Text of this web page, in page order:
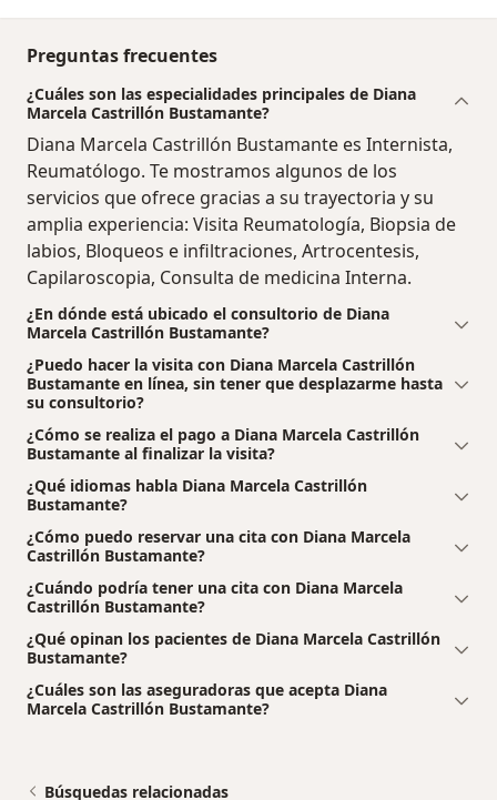
Preguntas frecuentes
¿Cuáles son las especialidades principales de Diana
Marcela Castrillón Bustamante?
Diana Marcela Castrillón Bustamante es Internista,
Reumatólogo. Te mostramos algunos de los
servicios que ofrece gracias a su trayectoria y su
amplia experiencia: Visita Reumatología, Biopsia de
labios, Bloqueos e infiltraciones, Artrocentesis,
Capilaroscopia, Consulta de medicina Interna.
¿En dónde está ubicado el consultorio de Diana
Marcela Castrillón Bustamante?
¿Puedo hacer la visita con Diana Marcela Castrillón
Bustamante en línea, sin tener que desplazarme hasta
su consultorio?
¿Cómo se realiza el pago a Diana Marcela Castrillón
Bustamante al finalizar la visita?
¿Qué idiomas habla Diana Marcela Castrillón
Bustamante?
¿Cómo puedo reservar una cita con Diana Marcela
Castrillón Bustamante?
¿Cuándo podría tener una cita con Diana Marcela
Castrillón Bustamante?
¿Qué opinan los pacientes de Diana Marcela Castrillón
Bustamante?
¿Cuáles son las aseguradoras que acepta Diana
Marcela Castrillón Bustamante?
Búsquedas relacionadas